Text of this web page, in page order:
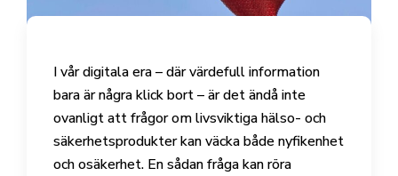
I vår digitala era – där värdefull information
bara är några klick bort – är det ändå inte
ovanligt att frågor om livsviktiga hälso- och
säkerhetsprodukter kan väcka både nyfikenhet
och osäkerhet. En sådan fråga kan röra